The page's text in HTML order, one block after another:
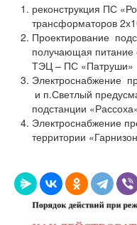
реконструкция ПС
трансформаторов
Проектирование
получающая питание
ТЭЦ – ПС «Патруши»
Электроснабжение
и п.Светлый
подстанции
Электроснабжение
территории